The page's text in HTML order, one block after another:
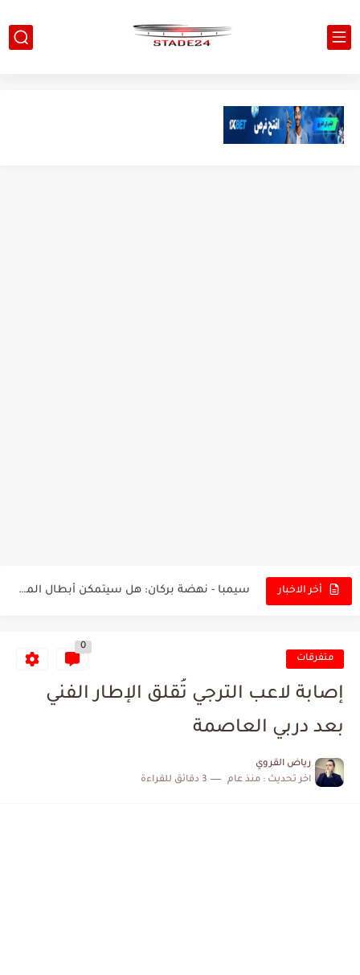
أخر الاخبار سيمبا - نهضة بركان: هل سيتمكن أبطال المغرب من الحفاظ...
البرنامج الكامل لنهائي البطولة بين الاتحاد المنستيري والنادي الإفريقي متفرقات
0
إصابة لاعب الترجي تُقلق الإطار الفني
بعد دربي العاصمة
رياض القروي
اخر تحديث : منذ عام 3 دقائق للقراءة